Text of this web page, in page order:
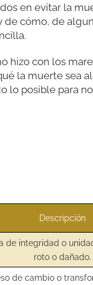
en evitar la
cómo, de
hizo con los
la muerte sea
lo posible para
Descripción
de integridad o
roto o dañado.
de cambio o